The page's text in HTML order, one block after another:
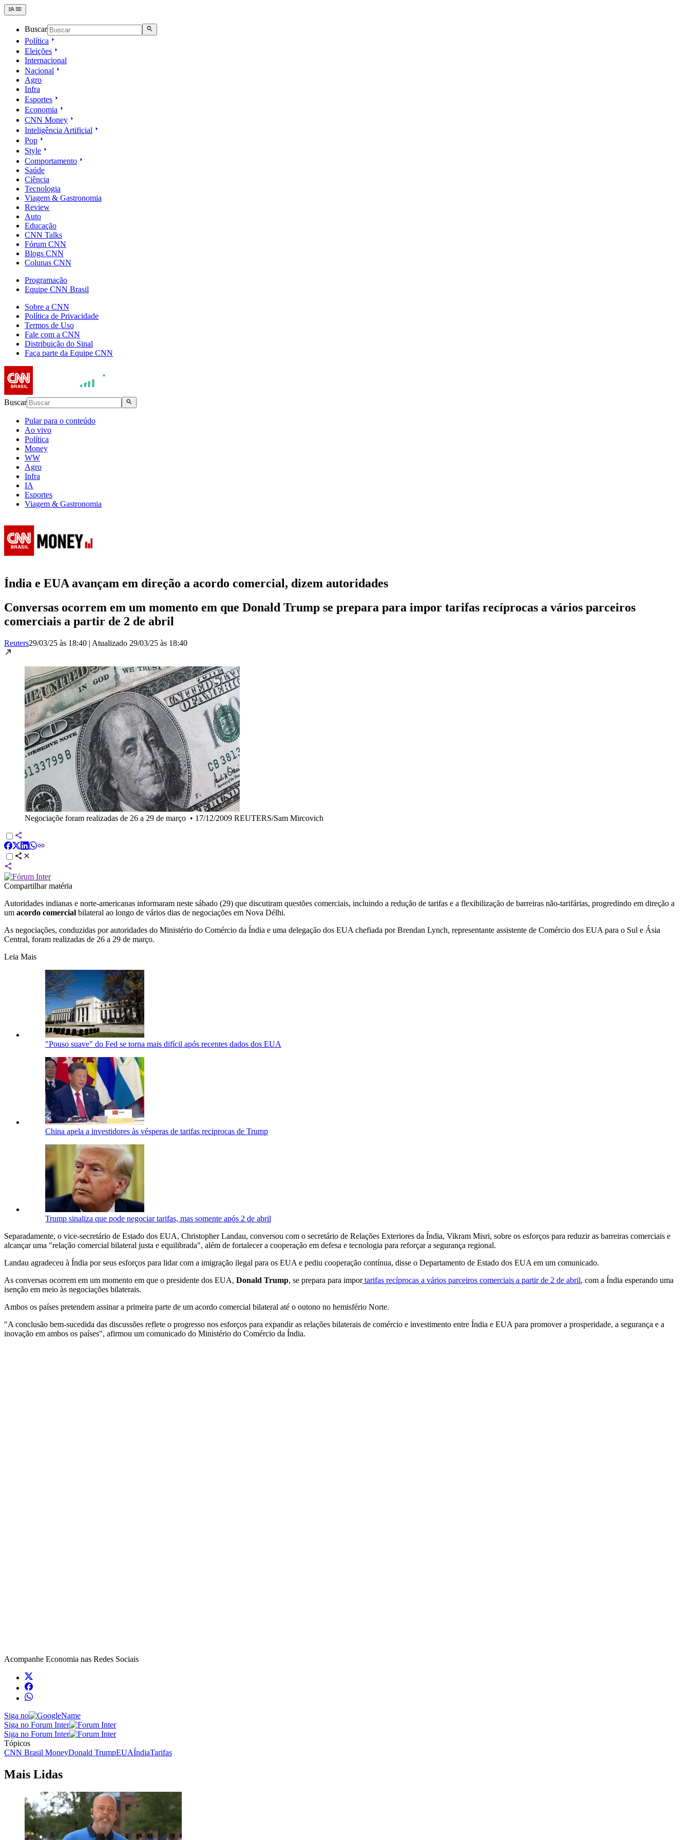
Buscar
Política
Eleições
Internacional
Nacional
Agro
Infra
Esportes
Economia
CNN Money
Inteligência Artificial
Pop
Style
Comportamento
Saúde
Ciência
Tecnologia
Viagem & Gastronomia
Review
Auto
Educação
CNN Talks
Fórum CNN
Blogs CNN
Colunas CNN
Programação
Equipe CNN Brasil
Sobre a CNN
Política de Privacidade
Termos de Uso
Fale com a CNN
Distribuição do Sinal
Faça parte da Equipe CNN
Buscar
Pular para o conteúdo
Ao vivo
Política
Money
WW
Agro
Infra
IA
Esportes
Viagem & Gastronomia
Índia e EUA avançam em direção a acordo comercial, dizem autoridades
Conversas ocorrem em um momento em que Donald Trump se prepara para impor tarifas recíprocas a vários parceiros
comerciais a partir de 2 de abril
Reuters29/03/25 às 18:40 | Atualizado 29/03/25 às 18:40
Negociaçõe foram realizadas de 26 a 29 de março • 17/12/2009 REUTERS/Sam Mircovich
Compartilhar matéria
Autoridades indianas e norte-americanas informaram neste sábado (29) que discutiram questões comerciais, incluindo a redução de tarifas e a flexibilização de barreiras não-tarifárias, progredindo em direção a
um acordo comercial bilateral ao longo de vários dias de negociações em Nova Délhi.
As negociações, conduzidas por autoridades do Ministério do Comércio da Índia e uma delegação dos EUA chefiada por Brendan Lynch, representante assistente de Comércio dos EUA para o Sul e Ásia
Central, foram realizadas de 26 a 29 de março.
Leia Mais
"Pouso suave" do Fed se torna mais difícil após recentes dados dos EUA
China apela a investidores às vésperas de tarifas reciprocas de Trump
Trump sinaliza que pode negociar tarifas, mas somente após 2 de abril
Separadamente, o vice-secretário de Estado dos EUA, Christopher Landau, conversou com o secretário de Relações Exteriores da Índia, Vikram Misri, sobre os esforços para reduzir as barreiras comerciais e
alcançar uma "relação comercial bilateral justa e equilibrada", além de fortalecer a cooperação em defesa e tecnologia para reforçar a segurança regional.
Landau agradeceu à Índia por seus esforços para lidar com a imigração ilegal para os EUA e pediu cooperação contínua, disse o Departamento de Estado dos EUA em um comunicado.
As conversas ocorrem em um momento em que o presidente dos EUA, Donald Trump, se prepara para importarifas recíprocas a vários parceiros comerciais a partir de 2 de abril, com a Índia esperando uma
isenção em meio às negociações bilaterais.
Ambos os países pretendem assinar a primeira parte de um acordo comercial bilateral até o outono no hemisfério Norte.
"A conclusão bem-sucedida das discussões reflete o progresso nos esforços para expandir as relações bilaterais de comércio e investimento entre Índia e EUA para promover a prosperidade, a segurança e a
inovação em ambos os países", afirmou um comunicado do Ministério do Comércio da Índia.
Acompanhe Economia nas Redes Sociais
Siga no
Siga no Forum Inter
Siga no Forum Inter
Tópicos
CNN Brasil MoneyDonald TrumpEUAÍndiaTarifas
Mais Lidas